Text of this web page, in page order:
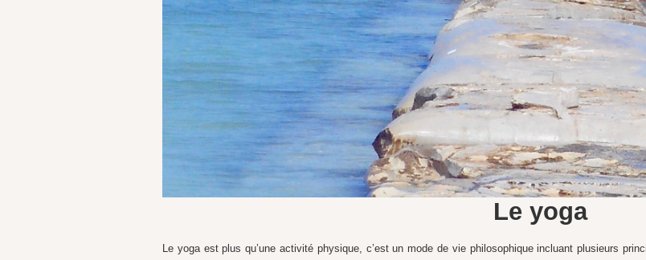
Le yoga
Le yoga est plus qu’une activité physique, c’est un mode de vie philosophique incluant plusieurs